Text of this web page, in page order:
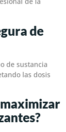
de
de sustancia
las dosis